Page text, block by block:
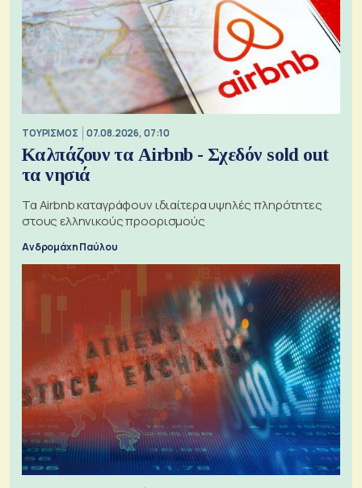
ΤΟΥΡΙΣΜΟΣ 07.08.2026, 07:10
Καλπάζουν τα Airbnb - Σχεδόν sold out
τα νησιά
Τα Airbnb καταγράφουν ιδιαίτερα υψηλές πληρότητες
στους ελληνικούς προορισμούς
Ανδρομάχη Παύλου